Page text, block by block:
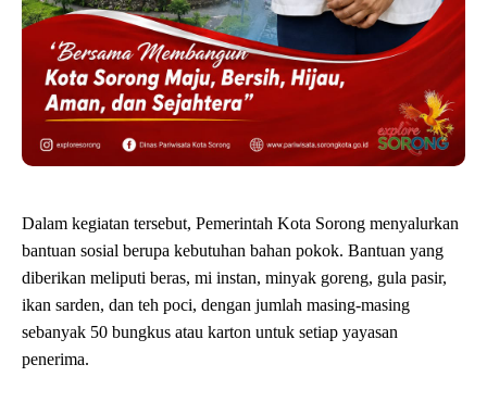
Dalam kegiatan tersebut, Pemerintah Kota Sorong menyalurkan
bantuan sosial berupa kebutuhan bahan pokok. Bantuan yang
diberikan meliputi beras, mi instan, minyak goreng, gula pasir,
ikan sarden, dan teh poci, dengan jumlah masing-masing
sebanyak 50 bungkus atau karton untuk setiap yayasan
penerima.